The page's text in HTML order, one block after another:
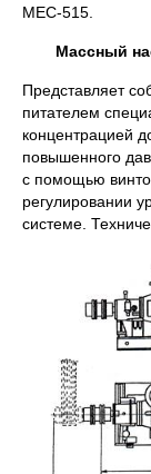
МЕС-515.
Массный
Представляет
питателем
концентрацией
повышенного
с помощью
регулировании
системе.